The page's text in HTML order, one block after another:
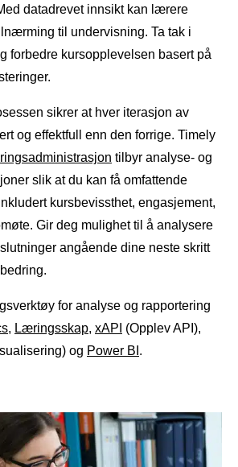
datadrevet innsikt kan lærere
til undervisning. Ta tak i
forbedre kursopplevelsen basert på
sikrer at hver iterasjon av
og effektfull enn den forrige. Timely
tilbyr analyse- og
slik at du kan få omfattende
kursbevissthet, engasjement,
Gir deg mulighet til å analysere
angående dine neste skritt
for analyse og rapportering
, Læringsskap, xAPI (Opplev API),
og Power BI .